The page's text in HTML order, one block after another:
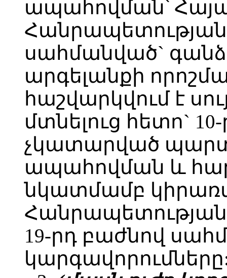
ապահովման՝
Հանրապետության
սահմանված`
արգելանքի
հաշվարկվում է
մտնելուց հետո`
չկատարված
ապահովման և
նկատմամբ
Հանրապետության
19-րդ բաժնով